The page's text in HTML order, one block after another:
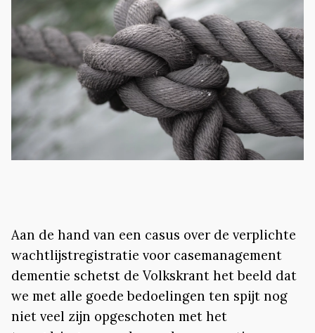
Aan de hand van een casus over de verplichte
wachtlijstregistratie voor casemanagement
dementie schetst de Volkskrant het beeld dat
we met alle goede bedoelingen ten spijt nog
niet veel zijn opgeschoten met het